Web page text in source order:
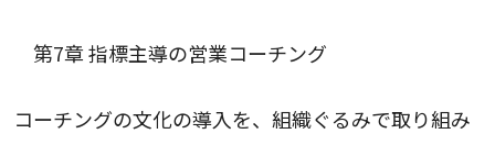
第7章 指標主導の営業コーチング
コーチングの文化の導入を、組織ぐるみで取り組み